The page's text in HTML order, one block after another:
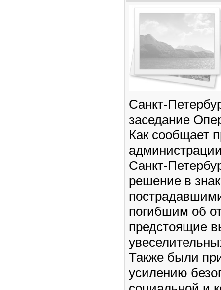
Санкт-
заседание
Как сообщает
Санкт-
решение в
погибшим об
предстоящие
Также были
усилению